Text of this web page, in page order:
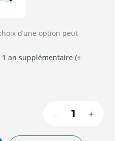
d’une option peut
an supplémentaire (+
- +